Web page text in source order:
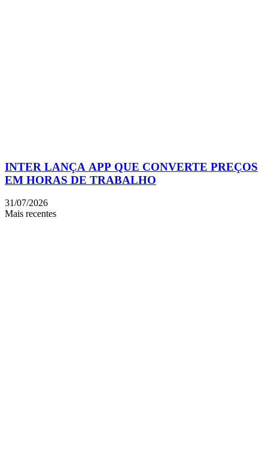
INTER LANÇA APP QUE CONVERTE PREÇOS
EM HORAS DE TRABALHO
31/07/2026
Mais recentes